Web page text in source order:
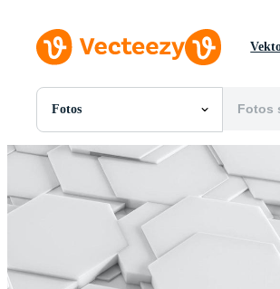
Fotos
Alle Bilder
Fotos
PNGs
PSDs
Videos
Motion Graphics